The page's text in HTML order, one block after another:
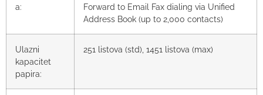
a:
Forward to Email Fax dialing via Unified
Address Book (up to 2,000 contacts)
Ulazni
kapacitet
papira:
251 listova (std), 1451 listova (max)